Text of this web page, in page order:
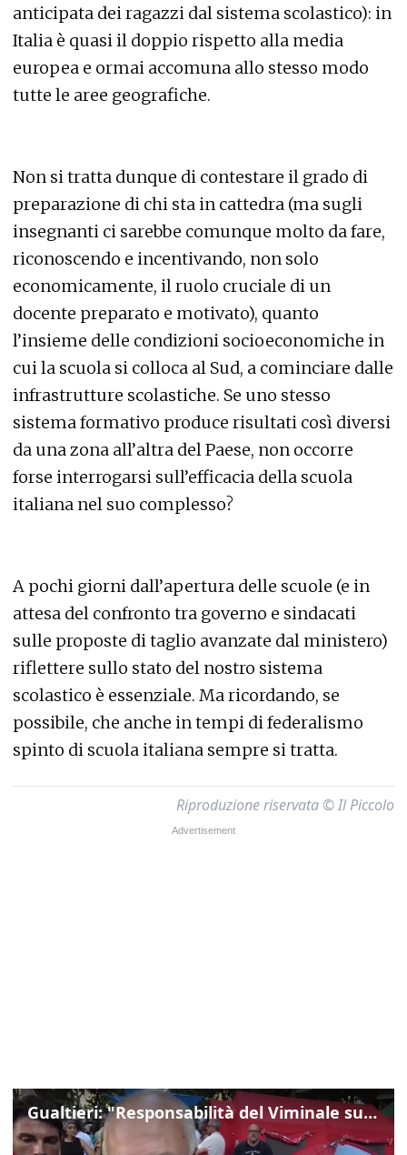
anticipata dei ragazzi dal sistema scolastico): in
Italia è quasi il doppio rispetto alla media
europea e ormai accomuna allo stesso modo
tutte le aree geografiche.
Non si tratta dunque di contestare il grado di
preparazione di chi sta in cattedra (ma sugli
insegnanti ci sarebbe comunque molto da fare,
riconoscendo e incentivando, non solo
economicamente, il ruolo cruciale di un
docente preparato e motivato), quanto
l’insieme delle condizioni socioeconomiche in
cui la scuola si colloca al Sud, a cominciare dalle
infrastrutture scolastiche. Se uno stesso
sistema formativo produce risultati così diversi
da una zona all’altra del Paese, non occorre
forse interrogarsi sull’efficacia della scuola
italiana nel suo complesso?
A pochi giorni dall’apertura delle scuole (e in
attesa del confronto tra governo e sindacati
sulle proposte di taglio avanzate dal ministero)
riflettere sullo stato del nostro sistema
scolastico è essenziale. Ma ricordando, se
possibile, che anche in tempi di federalismo
spinto di scuola italiana sempre si tratta.
Riproduzione riservata © Il Piccolo
Gualtieri: "Responsabilità del Viminale su Spin Time? La posizione dei partiti è nota"